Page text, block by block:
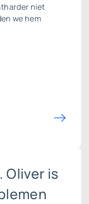
niet
we hem
Oliver is